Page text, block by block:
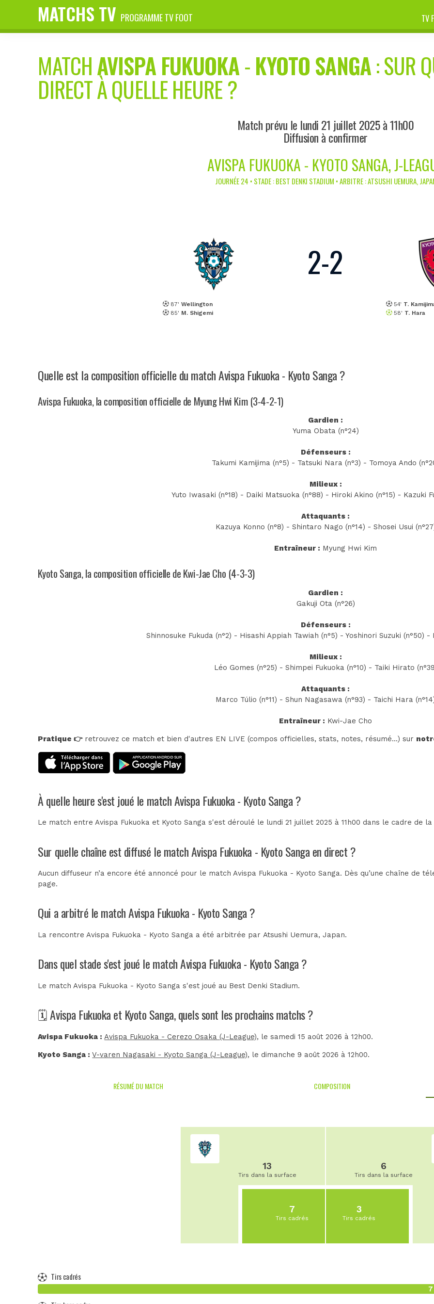
MATCHS TV PROGRAMME TV FOOT TV
MATCHAVISPA FUKUOKA-KYOTO SANGA: SUR
DIRECT À QUELLE HEURE ?
Match prévu le lundi 21 juillet 2025 à 11h00
Diffusion à confirmer
AVISPA FUKUOKA - KYOTO SANGA, J-
JOURNÉE 24 • STADE : BEST DENKI STADIUM • ARBITRE : ATSUSHI UEMURA,
87' Wellington
85' M. Shigemi
2-2
54' T.
58' T. Hara
Quelle est la composition officielle du match Avispa Fukuoka - Kyoto Sanga ?
Avispa Fukuoka, la composition officielle de Myung Hwi Kim (3-4-2-1)
Gardien :
Yuma Obata (n°24)
Défenseurs :
Takumi Kamijima (n°5) - Tatsuki Nara (n°3) - Tomoya Ando
Milieux :
Yuto Iwasaki (n°18) - Daiki Matsuoka (n°88) - Hiroki Akino (n°15) - Kazuki
Attaquants :
Kazuya Konno (n°8) - Shintaro Nago (n°14) - Shosei Usui
Entraîneur : Myung Hwi Kim
Kyoto Sanga, la composition officielle de Kwi-Jae Cho (4-3-3)
Gardien :
Gakuji Ota (n°26)
Défenseurs :
Shinnosuke Fukuda (n°2) - Hisashi Appiah Tawiah (n°5) - Yoshinori Suzuki (n°50) -
Milieux :
Léo Gomes (n°25) - Shimpei Fukuoka (n°10) - Taiki Hirato
Attaquants :
Marco Túlio (n°11) - Shun Nagasawa (n°93) - Taichi Hara
Entraîneur : Kwi-Jae Cho
Pratique 👉retrouvez ce match et bien d'autres EN LIVE (compos officielles, stats, notes, résumé...) sur
À quelle heure s'est joué le match Avispa Fukuoka - Kyoto Sanga ?
Le match entre Avispa Fukuoka et Kyoto Sanga s'est déroulé le lundi 21 juillet 2025 à 11h00 dans le cadre de
Sur quelle chaîne est diffusé le match Avispa Fukuoka - Kyoto Sanga en direct ?
Aucun diffuseur n’a encore été annoncé pour le match Avispa Fukuoka - Kyoto Sanga. Dès qu’une chaîne de
page.
Qui a arbitré le match Avispa Fukuoka - Kyoto Sanga ?
La rencontre Avispa Fukuoka - Kyoto Sanga a été arbitrée parAtsushi Uemura, Japan.
Dans quel stade s'est joué le match Avispa Fukuoka - Kyoto Sanga ?
Le match Avispa Fukuoka - Kyoto Sanga s'est joué au Best Denki Stadium.
🗓️ Avispa Fukuoka et Kyoto Sanga, quels sont les prochains matchs ?
Avispa Fukuoka : Avispa Fukuoka - Cerezo Osaka (J-League), le samedi 15 août 2026 à 12h00.
Kyoto Sanga : V-varen Nagasaki - Kyoto Sanga (J-League), le dimanche 9 août 2026 à 12h00.
RÉSUMÉ DU MATCH COMPOSITION
13
Tirs dans la surface
7
Tirs cadrés
6
Tirs dans la surface
3
Tirs cadrés
Tirs cadrés
7